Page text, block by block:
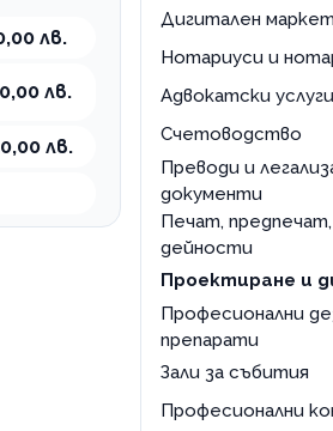
лв.
лв.
лв.
Дигитален
Нотариуси и
Адвокатски услуги
Счетоводство
Преводи и
документи
Печат,
дейности
Проектиране и
Професионални
препарати
Зали за събития
Професионални